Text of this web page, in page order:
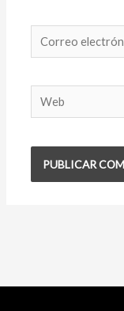
Correo
electrónico*
Web